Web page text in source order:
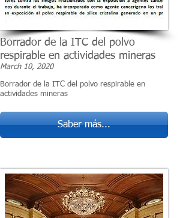
Borrador de la ITC del polvo
respirable en actividades mineras
March 10, 2020
Borrador de la ITC del polvo respirable en
actividades mineras
Saber más...